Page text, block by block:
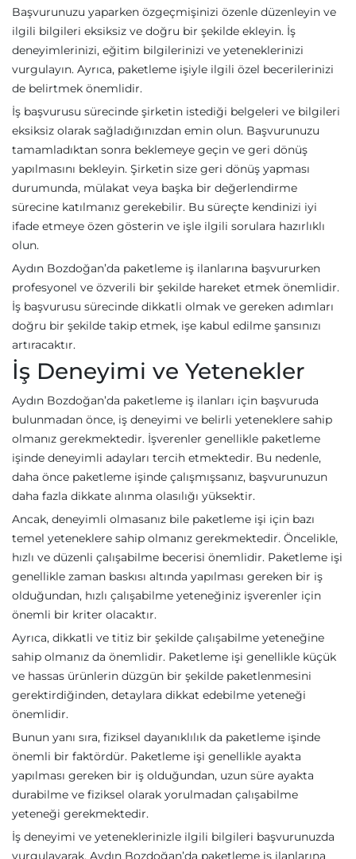
Başvurunuzu yaparken özgeçmişinizi özenle düzenleyin ve
ilgili bilgileri eksiksiz ve doğru bir şekilde ekleyin. İş
deneyimlerinizi, eğitim bilgilerinizi ve yeteneklerinizi
vurgulayın. Ayrıca, paketleme işiyle ilgili özel becerilerinizi
de belirtmek önemlidir.
İş başvurusu sürecinde şirketin istediği belgeleri ve bilgileri
eksiksiz olarak sağladığınızdan emin olun. Başvurunuzu
tamamladıktan sonra beklemeye geçin ve geri dönüş
yapılmasını bekleyin. Şirketin size geri dönüş yapması
durumunda, mülakat veya başka bir değerlendirme
sürecine katılmanız gerekebilir. Bu süreçte kendinizi iyi
ifade etmeye özen gösterin ve işle ilgili sorulara hazırlıklı
olun.
Aydın Bozdoğan’da paketleme iş ilanlarına başvururken
profesyonel ve özverili bir şekilde hareket etmek önemlidir.
İş başvurusu sürecinde dikkatli olmak ve gereken adımları
doğru bir şekilde takip etmek, işe kabul edilme şansınızı
artıracaktır.
İş Deneyimi ve Yetenekler
Aydın Bozdoğan’da paketleme iş ilanları için başvuruda
bulunmadan önce, iş deneyimi ve belirli yeteneklere sahip
olmanız gerekmektedir. İşverenler genellikle paketleme
işinde deneyimli adayları tercih etmektedir. Bu nedenle,
daha önce paketleme işinde çalışmışsanız, başvurunuzun
daha fazla dikkate alınma olasılığı yüksektir.
Ancak, deneyimli olmasanız bile paketleme işi için bazı
temel yeteneklere sahip olmanız gerekmektedir. Öncelikle,
hızlı ve düzenli çalışabilme becerisi önemlidir. Paketleme işi
genellikle zaman baskısı altında yapılması gereken bir iş
olduğundan, hızlı çalışabilme yeteneğiniz işverenler için
önemli bir kriter olacaktır.
Ayrıca, dikkatli ve titiz bir şekilde çalışabilme yeteneğine
sahip olmanız da önemlidir. Paketleme işi genellikle küçük
ve hassas ürünlerin düzgün bir şekilde paketlenmesini
gerektirdiğinden, detaylara dikkat edebilme yeteneği
önemlidir.
Bunun yanı sıra, fiziksel dayanıklılık da paketleme işinde
önemli bir faktördür. Paketleme işi genellikle ayakta
yapılması gereken bir iş olduğundan, uzun süre ayakta
durabilme ve fiziksel olarak yorulmadan çalışabilme
yeteneği gerekmektedir.
İş deneyimi ve yeteneklerinizle ilgili bilgileri başvurunuzda
vurgulayarak, Aydın Bozdoğan’da paketleme iş ilanlarına